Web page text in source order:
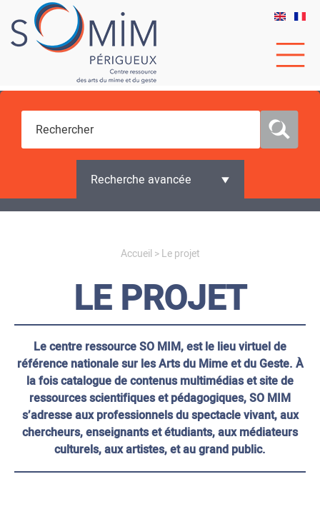
Recherche avancée
Vous êtes ici
Accueil > Le projet
LE PROJET
Le centre ressource SO MIM, est le lieu virtuel de
référence nationale sur les Arts du Mime et du Geste. À
la fois catalogue de contenus multimédias et site de
ressources scientifiques et pédagogiques, SO MIM
s’adresse aux professionnels du spectacle vivant, aux
chercheurs, enseignants et étudiants, aux médiateurs
culturels, aux artistes, et au grand public.